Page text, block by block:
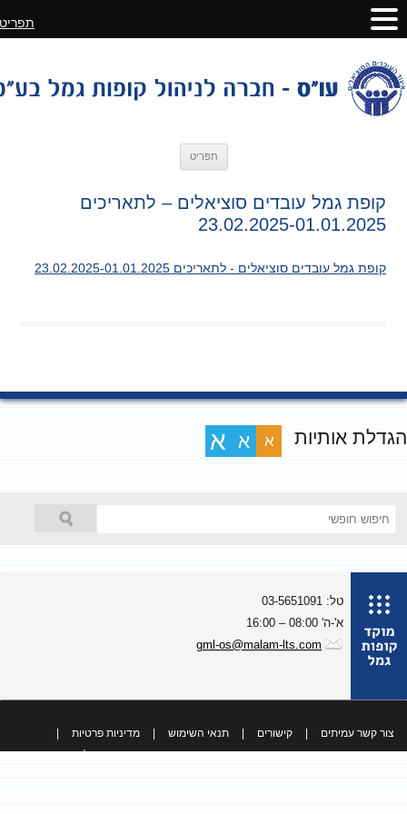
תפריט
קופת גמל עובדים סוציאלים – לתאריכים
23.02.2025-01.01.2025
קופת גמל עובדים סוציאלים - לתאריכים 23.02.2025-01.01.2025
אותיות א א א
טל: 03-5651091
א'-ה' 08:00 – 16:00
gml-os@malam-lts.com
צור קשר עמיתים קישורים תנאי השימוש מדיניות פרטיות
כל הזכויות שמורות
תפריט